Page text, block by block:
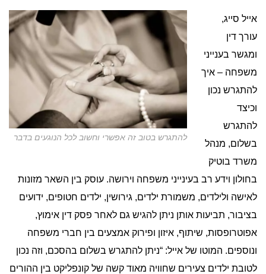
להתגרש בטוב זה אפשרי וחשוב לכל הנוגעים בדבר
אייל סייג,
עורך דין
ומגשר בענייני
משפחה – איך
להתגרש נכון
וכיצד
להתגרש
בשלום, מנהל
משרד בוטיק
בחולון וידע רב בעינייני משפחה וירושה. עוסק בין השאר מזונות
לאישה ולילדים, משמורת ילדים, גירושין, ילדים חטופים, ידועים
בציבור, תביעות אותן ניתן להגיש גם לאחר פסק דין אימוץ,
אפוטרופסות, שיתוף, איזון ופירוק אמצעים בין חברי משפחה
ונוספים. המוטו של אייל: “ניתן להתגרש בשלום בהסכם, וזה נכון
לטובת ילדים צעירים שחוויה מאוד קשה של קונפליקט בין ההורים